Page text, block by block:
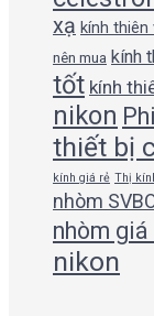
xạ kính thiên
nên mua kính
tốt kính
nikon
thiết bị
kính giá rẻ Thị
nhòm
nhòm giá
nikon